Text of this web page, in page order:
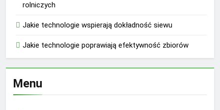
rolniczych
Jakie technologie wspierają dokładność siewu
Jakie technologie poprawiają efektywność zbiorów
Menu